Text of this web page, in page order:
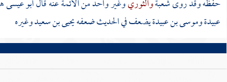
حفظه وقد روىشعبةوالثوريوغير واحد من الأئمة عنه قال أبو
عبيدةوموسى بن عبيدةيضعف في الحديث ضعفهيحيى بن سعيدوغيره